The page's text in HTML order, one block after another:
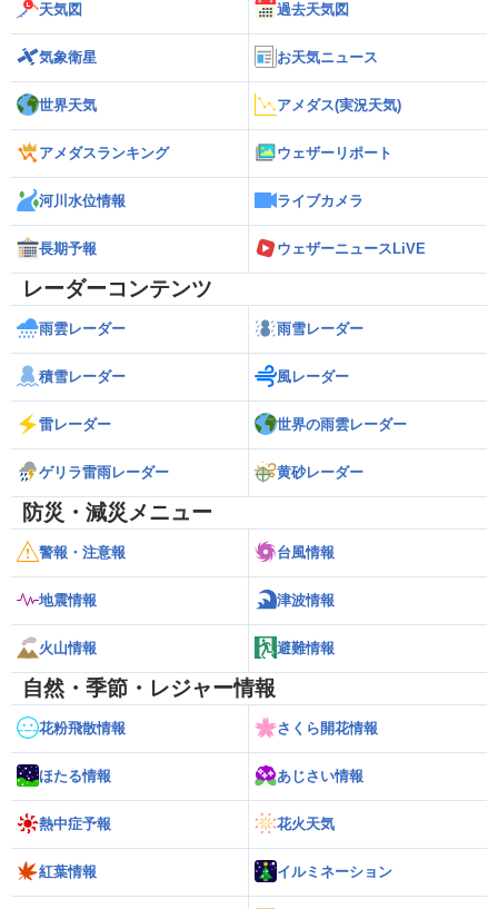
天気図 過去天気図
気象衛星 お天気ニュース
世界天気 アメダス(実況天気)
アメダスランキング ウェザーリポート
河川水位情報 ライブカメラ
長期予報 ウェザーニュースLiVE
レーダーコンテンツ
雨雲レーダー 雨雪レーダー
積雪レーダー 風レーダー
雷レーダー 世界の雨雲レーダー
ゲリラ雷雨レーダー 黄砂レーダー
防災・減災メニュー
警報・注意報 台風情報
地震情報 津波情報
火山情報 避難情報
自然・季節・レジャー情報
花粉飛散情報 さくら開花情報
ほたる情報 あじさい情報
熱中症予報 花火天気
紅葉情報 イルミネーション